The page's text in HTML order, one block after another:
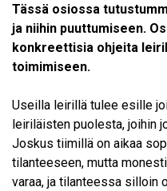
Tässä osiossa
ja niihin puuttumiseen.
konkreettisia ohjeita
toimimiseen.
Useilla leirillä tulee esille
leiriläisten puolesta, joihin
Joskus tiimillä on aikaa
tilanteeseen, mutta
varaa, ja tilanteessa silloin